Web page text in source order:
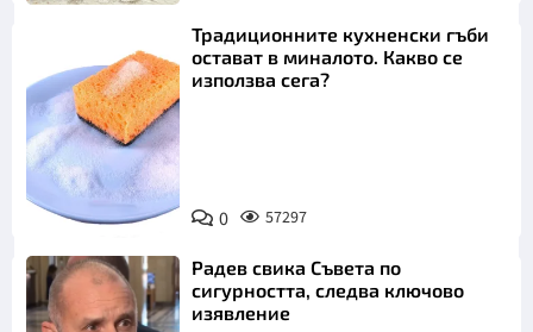
Снимка:
Пиксабей
Традиционните кухненски гъби
остават в миналото. Какво се
използва сега?
0 57297
Радев свика Съвета по
сигурността, следва ключово
изявление